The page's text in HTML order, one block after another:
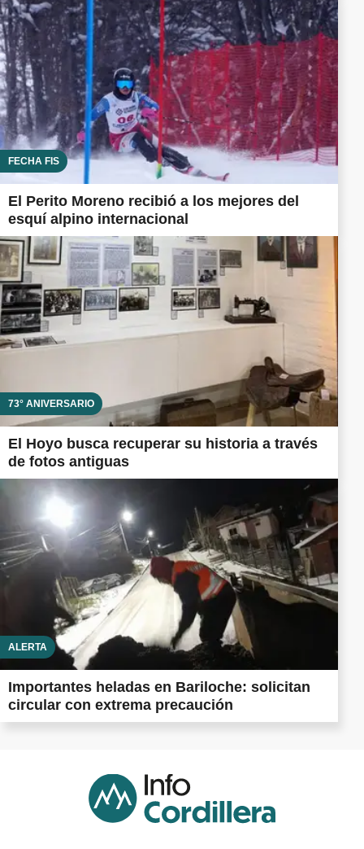
FECHA FIS
El Perito Moreno recibió a los mejores del
esquí alpino internacional
73° ANIVERSARIO
El Hoyo busca recuperar su historia a través
de fotos antiguas
ALERTA
Importantes heladas en Bariloche: solicitan
circular con extrema precaución